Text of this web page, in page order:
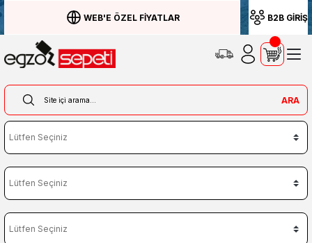
WEB'E ÖZEL FİYATLAR B2B GİRİŞ
ARA